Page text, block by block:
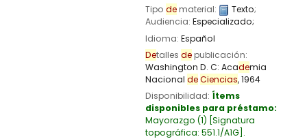
Tipo dematerial: Texto;
Audiencia: Especializado;
Idioma: Español
Detalles depublicación:
Washington D. C: Academia
Nacional deCiencias,1964
Disponibilidad: Ítems
disponibles para préstamo:
Mayorazgo (1) Signatura
topográfica: 551.1/A1G .